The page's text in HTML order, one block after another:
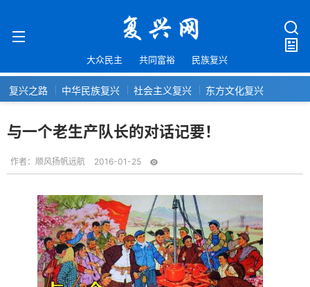
大众民主 共同富裕 民族复兴
复兴之路 中华民族复兴 社会主义复兴 东方文化复兴
与一个老生产队长的对话记要！
作者： 顺风扬帆远航 2016-01-25